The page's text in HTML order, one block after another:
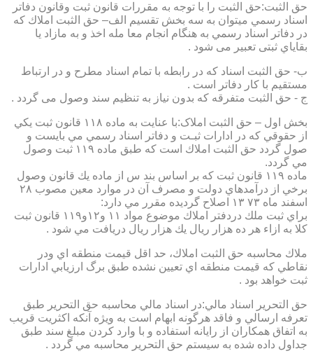
حق الثبت:حق الثبت را با توجه به مقررات قانون ثبت وقانون دفاتر
اسناد رسمي ميتوان به سه بخش تقسيم الف– حق الثبت املاك كه
در دفاتر اسناد رسمي به هنگام انجام معا مله اخذ و به مازاد يا
بقاياي ثبتی تعبیر می شود .
ب- حق الثبت اسناد كه در رابطه با تمام اسناد مطرح و در ارتباط
مستقيم با كار دفاتر است .
ج - حق الثبت متفرقه كه بدون نياز به تنظیم سند وصول می گردد .
بخش اول – حق الثبت املاک:با عنايت به ماده ۱۱۸ قانون ثبت يكي
از حقوقي كه در ادارات ثبـت و دفاتر اسناد رسمي مي بايست و
صول گردد حق الثبت املاك است كه طبق ماده ۱۱۹ ثبت وصول
مي گردد.
ماده ۱۱۹ قانون ثبت كه بر اساس بند س از ماده يك قانون وصول
برخي از درآمدهاي دولت و مصرف آن در موارد معين مصوب ۲۸
اسفند ماه ۷۳ ۱۳ اصلاح گرديده مقرر مي دارد:
براي ثبت ملك دردفتر املاك موضوع مواد ۱۱ و۱۲و۱۱۹ قانون ثبت
كلا به ازاء هر ده هزار ريال يك هزار ريال دريافت مي شود .
ملاك محاسبه حق الثبت املاك، حد اقل قيمت منطقه اي ودر
نقاطي كه قيمت منطقه اي تعيين نشده طبق برگ ارزيابي ادارات
ثبت خواهد بود .
حق التحرير اسناد مالي:در اسناد مالي محاسبه حق التحرير طبق
تعرفه ارسالي و فاقد هرگونه ابهام است به ويژه آنكه اكثريت قريب
به اتفاق همكاران از رايانه استفاده و با وارد كردن مبلغ سند طبق
جداول داده شده به سيستم حق التحرير محاسبه مي گردد .